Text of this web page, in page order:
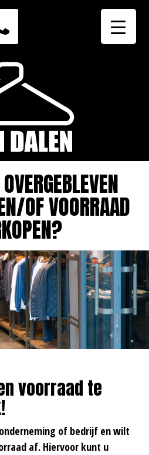
OF VOORRAAD
voorraad te
of bedrijf en wilt
af. Hiervoor kunt u